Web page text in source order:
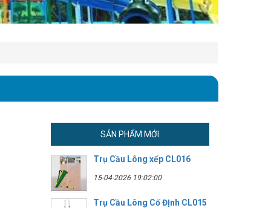
SẢN PHẨM MỚI
Trụ Cầu Lông xếp CL016
15-04-2026 19:02:00
Trụ Cầu Lông Cố ĐỊnh CL015